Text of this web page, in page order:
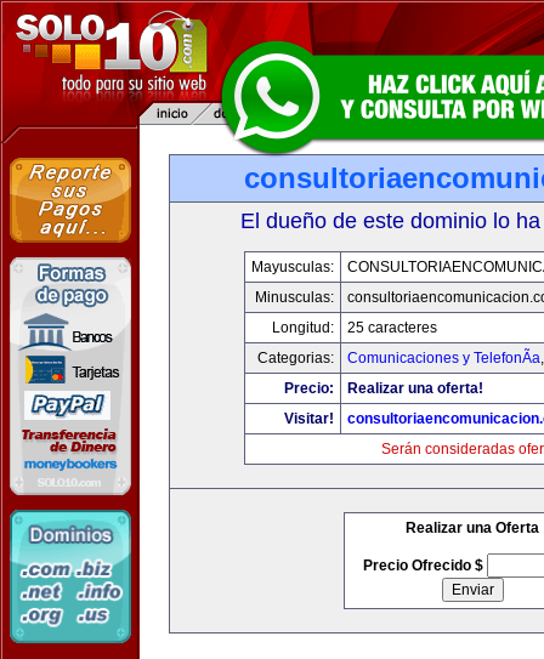
El dueño de este dominio lo
Mayusculas:
Minusculas:
Longitud:
25 caracteres
Categorias:
Comunicaciones y TelefonÃ­a
Precio:
Realizar una oferta!
Visitar!
Serán consideradas
Realizar una Oferta
Precio Ofrecido $